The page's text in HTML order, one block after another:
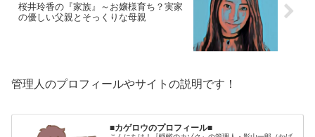
桜井玲香の『家族』～お嬢様育ち？実家
の優しい父親とそっくりな母親
管理人のプロフィールやサイトの説明です！
■カゲロウのプロフィール■